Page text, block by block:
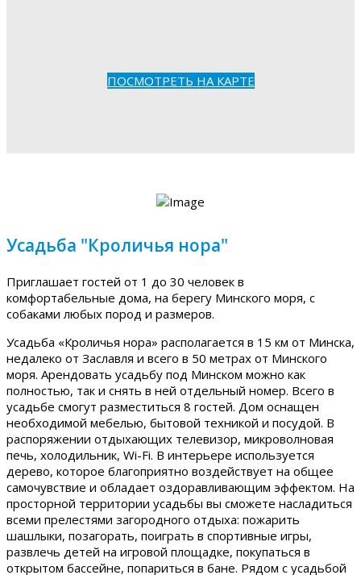
ПОСМОТРЕТЬ НА КАРТЕ
Усадьба "Кроличья нора"
Приглашает гостей от 1 до 30 человек в
комфортабельные дома, на берегу Минского моря, с
собаками любых пород и размеров.
Усадьба «Кроличья нора» располагается в 15 км от Минска,
недалеко от Заславля и всего в 50 метрах от Минского
моря. Арендовать усадьбу под Минском можно как
полностью, так и снять в ней отдельный номер. Всего в
усадьбе смогут разместиться 8 гостей. Дом оснащен
необходимой мебелью, бытовой техникой и посудой. В
распоряжении отдыхающих телевизор, микроволновая
печь, холодильник, Wi-Fi. В интерьере используется
дерево, которое благоприятно воздействует на общее
самочувствие и обладает оздоравливающим эффектом. На
просторной территории усадьбы вы сможете насладиться
всеми прелестями загородного отдыха: пожарить
шашлыки, позагорать, поиграть в спортивные игры,
развлечь детей на игровой площадке, покупаться в
открытом бассейне, попариться в бане. Рядом с усадьбой